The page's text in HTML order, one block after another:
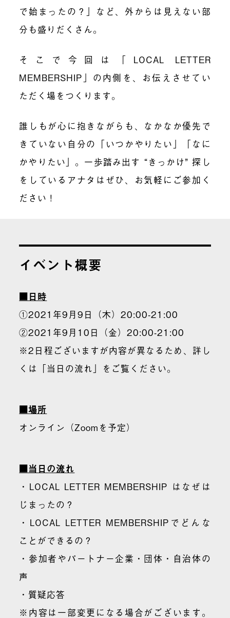
で始まったの？」など、外からは見えない部
分も盛りだくさん。
そこで今回は「LOCAL LETTER
MEMBERSHIP」の内側を、お伝えさせてい
ただく場をつくります。
誰しもが心に抱きながらも、なかなか優先で
きていない自分の「いつかやりたい」「なに
かやりたい」。一歩踏み出す “きっかけ” 探し
をしているアナタはぜひ、お気軽にご参加く
ださい！
イベント概要
■日時
①2021年9月9日（木）20:00-21:00
②2021年9月10日（金）20:00-21:00
※2日程ございますが内容が異なるため、詳し
くは「当日の流れ」をご覧ください。
■場所
オンライン（Zoomを予定）
■当日の流れ
・LOCAL LETTER MEMBERSHIP はなぜは
じまったの？
・LOCAL LETTER MEMBERSHIPでどんな
ことができるの？
・参加者やパートナー企業・団体・自治体の
声
・質疑応答
※内容は一部変更になる場合がございます。